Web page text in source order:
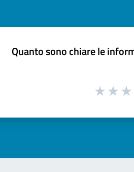
Quanto sono chiare le